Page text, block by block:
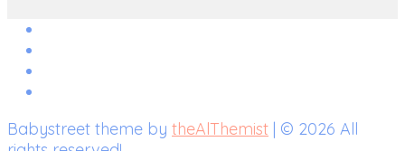
Babystreet theme by theAlThemist | © 2026 All